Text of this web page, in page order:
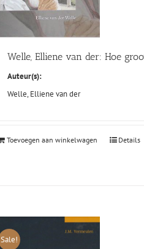
Welle, Elliene van der: Hoe
Auteur(s):
Welle, Elliene van der
Toevoegen aan winkelwagen Details
Sale!